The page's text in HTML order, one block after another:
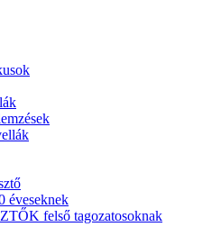
éveseknek
felső tagozatosoknak